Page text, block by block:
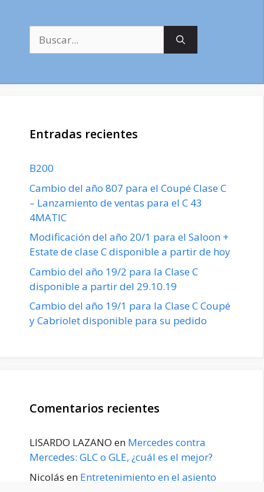
Entradas recientes
B200
Cambio del año 807 para el Coupé Clase C
– Lanzamiento de ventas para el C 43
4MATIC
Modificación del año 20/1 para el Saloon +
Estate de clase C disponible a partir de hoy
Cambio del año 19/2 para la Clase C
disponible a partir del 29.10.19
Cambio del año 19/1 para la Clase C Coupé
y Cabriolet disponible para su pedido
Comentarios recientes
LISARDO LAZANO en Mercedes contra
Mercedes: GLC o GLE, ¿cuál es el mejor?
Nicolás en Entretenimiento en el asiento